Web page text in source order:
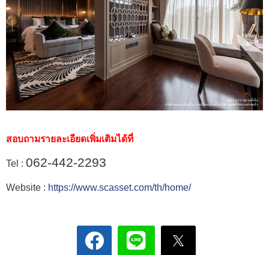
สอบถามรายละเอียดเพิ่มเติมได้ที่
Tel : 062-442-2293
Website : https://www.scasset.com/th/home/